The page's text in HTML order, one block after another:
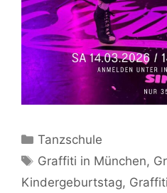
Kategorien
Tanzschule
Schlagwörter
Graffiti in München,
Kindergeburtstag,